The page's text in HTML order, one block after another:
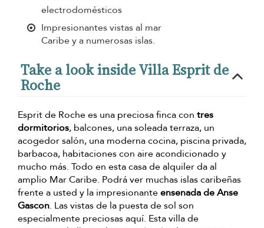
electrodomésticos
Impresionantes vistas al mar
Caribe y a numerosas islas.
Take a look inside Villa Esprit de
Roche
Esprit de Roche es una preciosa finca con tres
dormitorios, balcones, una soleada terraza, un
acogedor salón, una moderna cocina, piscina privada,
barbacoa, habitaciones con aire acondicionado y
mucho más. Todo en esta casa de alquiler da al
amplio Mar Caribe. Podrá ver muchas islas caribeñas
frente a usted y la impresionanteensenada de Anse
Gascon. Las vistas de la puesta de sol son
especialmente preciosas aquí. Esta villa de